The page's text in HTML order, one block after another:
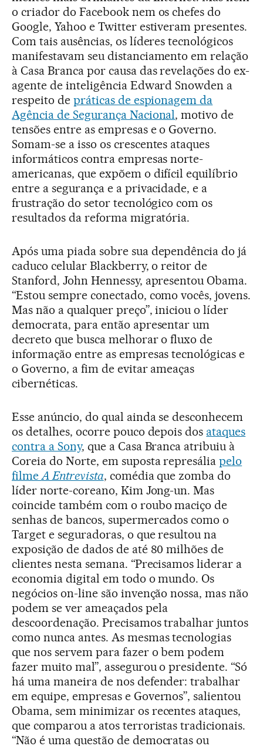
o criador do Facebook nem os chefes do
Google, Yahoo e Twitter estiveram presentes.
Com tais ausências, os líderes tecnológicos
manifestavam seu distanciamento em relação
à Casa Branca por causa das revelações do ex-
agente de inteligência Edward Snowden a
respeito de práticas de espionagem da
Agência de Segurança Nacional, motivo de
tensões entre as empresas e o Governo.
Somam-se a isso os crescentes ataques
informáticos contra empresas norte-
americanas, que expõem o difícil equilíbrio
entre a segurança e a privacidade, e a
frustração do setor tecnológico com os
resultados da reforma migratória.
Após uma piada sobre sua dependência do já
caduco celular Blackberry, o reitor de
Stanford, John Hennessy, apresentou Obama.
“Estou sempre conectado, como vocês, jovens.
Mas não a qualquer preço”, iniciou o líder
democrata, para então apresentar um
decreto que busca melhorar o fluxo de
informação entre as empresas tecnológicas e
o Governo, a fim de evitar ameaças
cibernéticas.
Esse anúncio, do qual ainda se desconhecem
os detalhes, ocorre pouco depois dos ataques
contra a Sony, que a Casa Branca atribuiu à
Coreia do Norte, em suposta represáliapelo
filme A Entrevista, comédia que zomba do
líder norte-coreano, Kim Jong-un. Mas
coincide também com o roubo maciço de
senhas de bancos, supermercados como o
Target e seguradoras, o que resultou na
exposição de dados de até 80 milhões de
clientes nesta semana. “Precisamos liderar a
economia digital em todo o mundo. Os
negócios on-line são invenção nossa, mas não
podem se ver ameaçados pela
descoordenação. Precisamos trabalhar juntos
como nunca antes. As mesmas tecnologias
que nos servem para fazer o bem podem
fazer muito mal”, assegurou o presidente. “Só
há uma maneira de nos defender: trabalhar
em equipe, empresas e Governos”, salientou
Obama, sem minimizar os recentes ataques,
que comparou a atos terroristas tradicionais.
“Não é uma questão de democratas ou